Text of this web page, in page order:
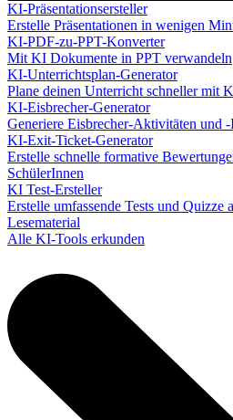
KI-Präsentationsersteller
Erstelle Präsentationen in wenigen
KI-PDF-zu-PPT-Konverter
Mit KI Dokumente in PPT verwandeln
KI-Unterrichtsplan-Generator
Plane deinen Unterricht schneller mit
KI-Eisbrecher-Generator
Generiere Eisbrecher-Aktivitäten und -
KI-Exit-Ticket-Generator
Erstelle schnelle formative
SchülerInnen
KI Test-Ersteller
Erstelle umfassende Tests und Quizze
Lesematerial
Alle KI-Tools erkunden